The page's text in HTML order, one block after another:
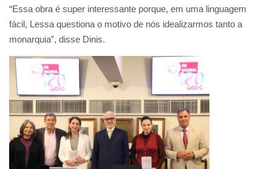
“Essa obra é super interessante porque, em uma linguagem
fácil, Lessa questiona o motivo de nós idealizarmos tanto a
monarquia”, disse Dinis.